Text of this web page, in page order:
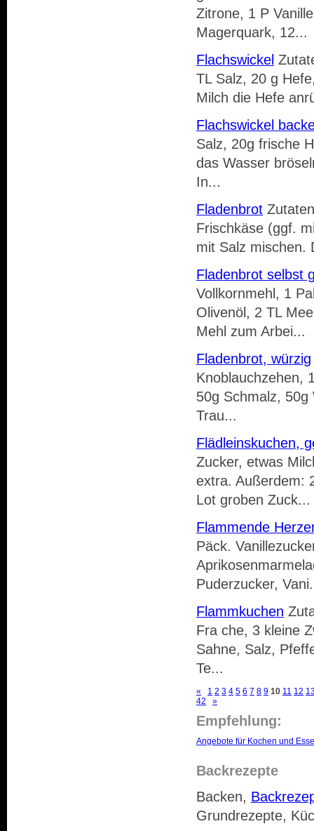
Zitrone, 1 P
Magerquark, 12...
Flachswickel
TL Salz, 20 g
Milch die Hefe
Flachswickel
Salz, 20g frische
das Wasser
In...
Fladenbrot
Frischkäse (ggf.
mit Salz mischen.
Fladenbrot selbst
Vollkornmehl, 1
Olivenöl, 2 TL
Mehl zum Arbei...
Fladenbrot, würzig
Knoblauchzehen,
50g Schmalz,
Trau...
Flädleinskuchen,
Zucker, etwas
extra. Außerdem:
Lot groben Zuck...
Flammende
Päck.
Puderzucker,
Flammkuchen
Fra che, 3 kleine
Sahne, Salz,
Te...
« 1 2 3 4 5 6 7 8 9 10 11 12
42
»
Empfehlung:
Angebote für Kochen und
Backrezepte
Backen,
Grundrezepte,